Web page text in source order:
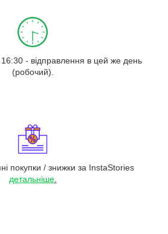
- відправлення в цей же день
(робочий).
покупки / знижки за InstaStories
детальніше.